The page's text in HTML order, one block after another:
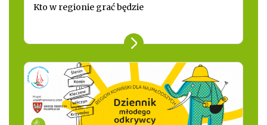
Kto w regionie grać będzie